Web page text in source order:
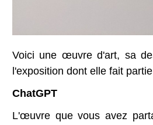
Voici une œuvre d'art, sa
l'exposition dont elle fait
ChatGPT
L'œuvre que vous avez